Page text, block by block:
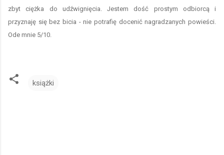
zbyt ciężka do udźwignięcia. Jestem dość prostym odbiorcą i
przyznaję się bez bicia - nie potrafię docenić nagradzanych powieści.
Ode mnie 5/10.
książki